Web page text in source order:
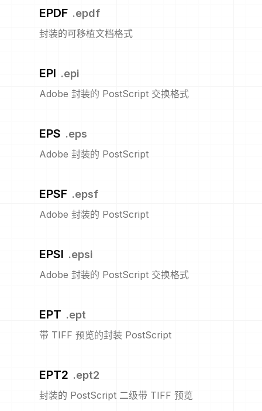
EPDF .epdf
封装的可移植文档格式
EPI .epi
Adobe 封装的 PostScript 交换格式
EPS .eps
Adobe 封装的 PostScript
EPSF .epsf
Adobe 封装的 PostScript
EPSI .epsi
Adobe 封装的 PostScript 交换格式
EPT .ept
带 TIFF 预览的封装 PostScript
EPT2 .ept2
封装的 PostScript 二级带 TIFF 预览